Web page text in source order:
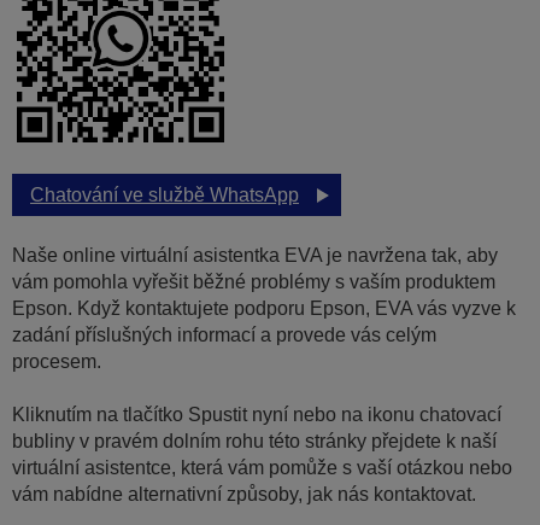
Chatování ve službě WhatsApp
Naše online virtuální asistentka EVA je navržena tak, aby
vám pomohla vyřešit běžné problémy s vaším produktem
Epson. Když kontaktujete podporu Epson, EVA vás vyzve k
zadání příslušných informací a provede vás celým
procesem.
Kliknutím na tlačítko Spustit nyní nebo na ikonu chatovací
bubliny v pravém dolním rohu této stránky přejdete k naší
virtuální asistentce, která vám pomůže s vaší otázkou nebo
vám nabídne alternativní způsoby, jak nás kontaktovat.